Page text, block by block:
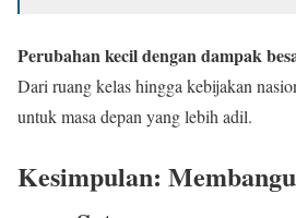
Perubahan kecil dengan dampak
Dari ruang kelas hingga kebijakan
untuk masa depan yang lebih adil.
Kesimpulan: